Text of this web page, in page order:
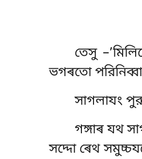
তেসু
ভগৰতো
সাগলাযং
গঙ্গাৰ যথ
সদ্দোৰেথ